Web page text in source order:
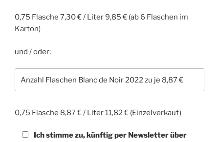
0,75 Flasche 7,30 € / Liter 9,85 € (ab 6 Flaschen im
Karton)
und / oder:
0,75 Flasche 8,87 € / Liter 11,82 € (Einzelverkauf)
Ich stimme zu, künftig per Newsletter über